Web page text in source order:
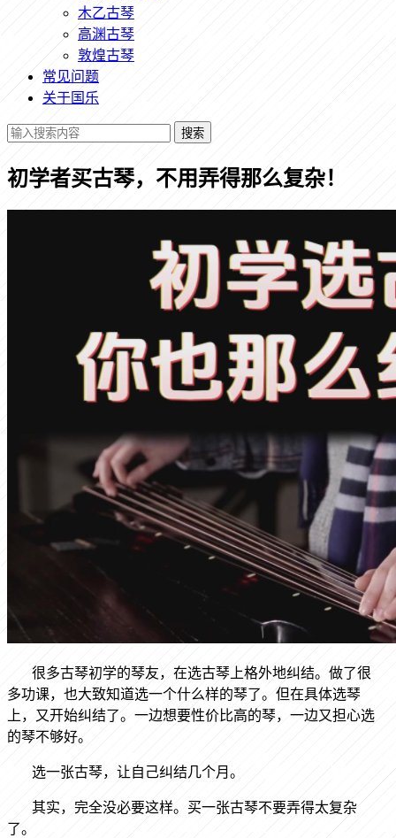
木乙古琴
高渊古琴
敦煌古琴
常见问题
关于国乐
搜索
初学者买古琴，不用弄得那么复杂！
很多古琴初学的琴友，在选古琴上格外地纠结。做了很
多功课，也大致知道选一个什么样的琴了。但在具体选琴
上，又开始纠结了。一边想要性价比高的琴，一边又担心选
的琴不够好。
选一张古琴，让自己纠结几个月。
其实，完全没必要这样。买一张古琴不要弄得太复杂
了。